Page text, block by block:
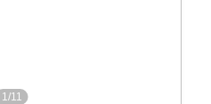
1/11